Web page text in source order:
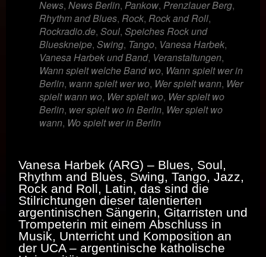
News, News Berlin, Pankow, Prenzlauer Berg,
Rhythm and Blues, Rock, Rock and Roll,
Rockradio.de, Soul, Speiches Rock und
Blueskneipe, Swing, Tango, Vanesa Harbek,
Vanesa Harbek und Band, Veranstaltungen,
Wann spielt welche Band wo, Wann spielt wer in
Berlin, wann spielt wer wo, Wer spielt wann, Wer
spielt wann wo, Wer spielt wo, Wer spielt wo
Berlin, wer spielt wo in Berlin, Wer spielt wo
wann, Wo spielt wer in Berlin
Vanesa Harbek (ARG) – Blues, Soul,
Rhythm and Blues, Swing, Tango, Jazz,
Rock and Roll, Latin, das sind die
Stilrichtungen dieser talentierten
argentinischen Sängerin, Gitarristen und
Trompeterin mit einem Abschluss in
Musik, Unterricht und Komposition an
der UCA – argentinische katholische